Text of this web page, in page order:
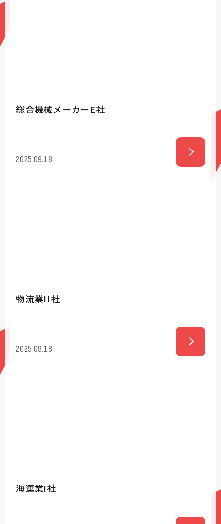
総合機械メーカーE社
2025.09.18
物流業H社
2025.09.18
海運業I社